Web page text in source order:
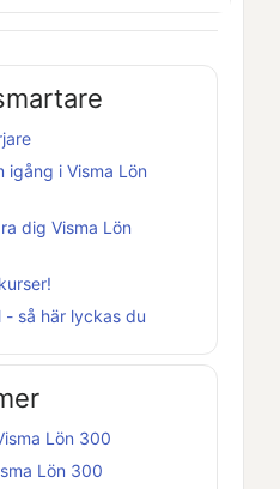
igång i Visma Lön
dig Visma Lön
- så här lyckas du
Lön 300
Lön 300